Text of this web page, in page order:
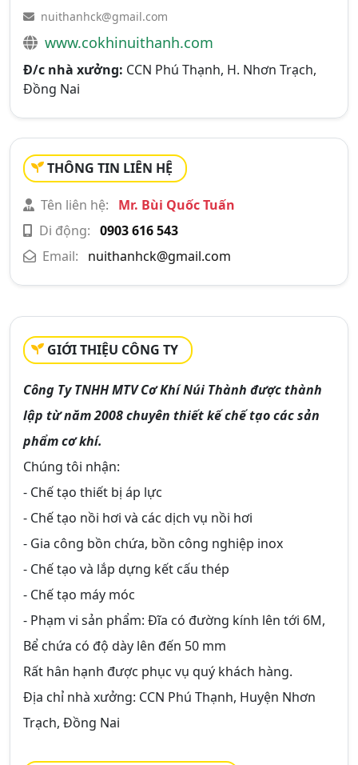
nuithanhck@gmail.com
www.cokhinuithanh.com
Đ/c nhà xưởng: CCN Phú Thạnh, H. Nhơn Trạch,
Đồng Nai
THÔNG TIN LIÊN HỆ
Tên liên hệ:
Mr. Bùi Quốc Tuấn
Di động: 0903 616 543
Email:
nuithanhck@gmail.com
GIỚI THIỆU CÔNG TY
Công Ty TNHH MTV Cơ Khí Núi Thành được thành
lập từ năm 2008 chuyên thiết kế chế tạo các sản
phẩm cơ khí.
Chúng tôi nhận:
- Chế tạo thiết bị áp lực
- Chế tạo nồi hơi và các dịch vụ nồi hơi
- Gia công bồn chứa, bồn công nghiệp inox
- Chế tạo và lắp dựng kết cấu thép
- Chế tạo máy móc
- Phạm vi sản phẩm: Đĩa có đường kính lên tới 6M,
Bể chứa có độ dày lên đến 50 mm
Rất hân hạnh được phục vụ quý khách hàng.
Địa chỉ nhà xưởng: CCN Phú Thạnh, Huyện Nhơn
Trạch, Đồng Nai